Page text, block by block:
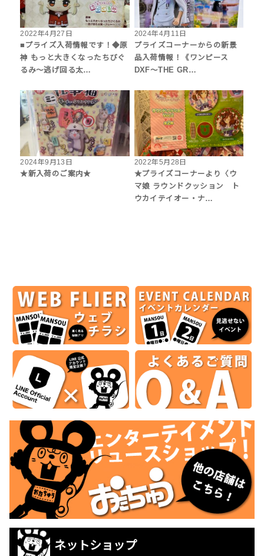
2022年4月27日
■プライズ入荷情報です！◆原
神 もっと大きくなったちびぐ
るみ～逃げ回る太…
2024年4月11日
プライズコーナーからの新景
品入荷情報！《ワンピース
DXF～THE GR…
2024年9月13日
★新入荷のご案内★
2022年5月28日
★プライズコーナーより〈ウ
マ娘 ラウンドクッション ト
ウカイテイオー・ナ…
ネットショップ